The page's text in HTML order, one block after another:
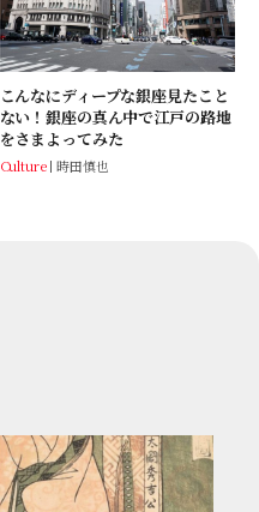
こんなにディープな銀座見たこと
ない！銀座の真ん中で江戸の路地
をさまよってみた
Culture 時田慎也